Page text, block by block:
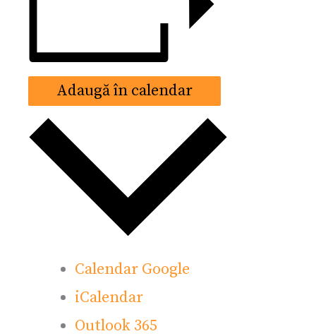
Adaugă în calendar
Calendar Google
iCalendar
Outlook 365